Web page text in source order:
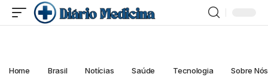
Home Brasil Notícias Saúde Tecnologia Sobre Nós